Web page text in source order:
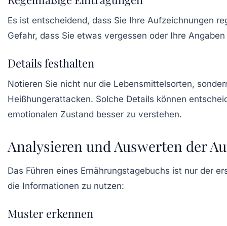
Es ist entscheidend, dass Sie Ihre Aufzeichnungen
Gefahr, dass Sie etwas vergessen oder Ihre
Details festhalten
Notieren Sie nicht nur die Lebensmittelsorten,
Heißhungerattacken. Solche Details können
emotionalen Zustand besser zu verstehen.
Analysieren und Auswerten der
Das Führen eines Ernährungstagebuchs ist nur der
die Informationen zu nutzen:
Muster erkennen